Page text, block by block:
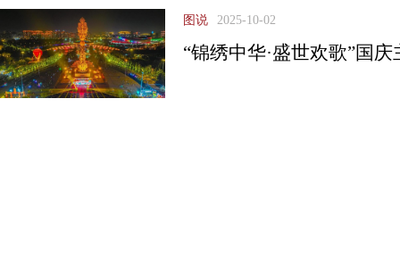
图说 2025-10-02
“锦绣中华·盛世欢歌”国